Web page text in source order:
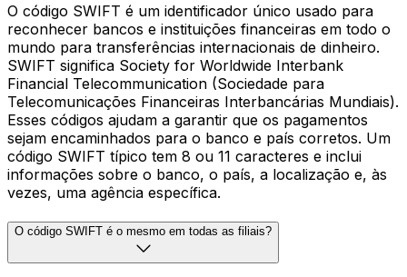
O código SWIFT é um identificador único usado para
reconhecer bancos e instituições financeiras em todo o
mundo para transferências internacionais de dinheiro.
SWIFT significa Society for Worldwide Interbank
Financial Telecommunication (Sociedade para
Telecomunicações Financeiras Interbancárias Mundiais).
Esses códigos ajudam a garantir que os pagamentos
sejam encaminhados para o banco e país corretos. Um
código SWIFT típico tem 8 ou 11 caracteres e inclui
informações sobre o banco, o país, a localização e, às
vezes, uma agência específica.
O código SWIFT é o mesmo em todas as filiais?